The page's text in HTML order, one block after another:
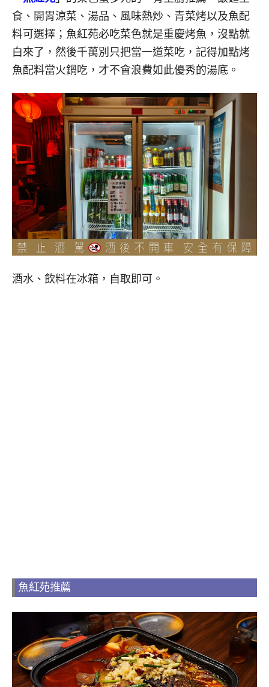
食、開胃涼菜、湯品、風味熱炒、青菜烤以及魚配
料可選擇；魚紅苑必吃菜色就是重慶烤魚，沒點就
白來了，然後千萬別只把當一道菜吃，記得加點烤
魚配料當火鍋吃，才不會浪費如此優秀的湯底。
酒水、飲料在冰箱，自取即可。
魚紅苑推薦